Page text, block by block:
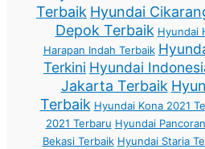
Terbaik Hyundai
Depok Terbaik Hyundai
Harapan Indah Terbaik
Terkini Hyundai
Jakarta Terbaik
Terbaik Hyundai Kona 2021
2021 Terbaru Hyundai
Bekasi Terbaik Hyundai Staria